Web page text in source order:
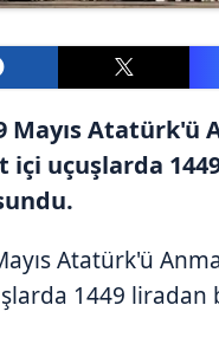
Mayıs Atatürk'ü
içi uçuşlarda
Atatürk'ü
1449 liradan